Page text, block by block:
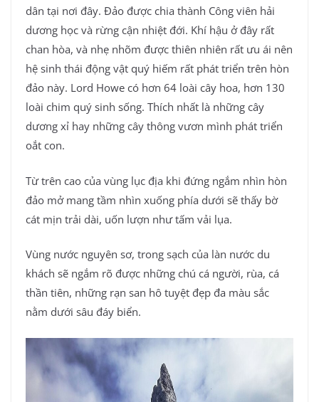
dân tại nơi đây. Đảo được chia thành Công viên hải
dương học và rừng cận nhiệt đới. Khí hậu ở đây rất
chan hòa, và nhẹ nhõm được thiên nhiên rất ưu ái nên
hệ sinh thái động vật quý hiếm rất phát triển trên hòn
đảo này. Lord Howe có hơn 64 loài cây hoa, hơn 130
loài chim quý sinh sống. Thích nhất là những cây
dương xỉ hay những cây thông vươn mình phát triển
oắt con.
Từ trên cao của vùng lục địa khi đứng ngắm nhìn hòn
đảo mở mang tầm nhìn xuống phía dưới sẽ thấy bờ
cát mịn trải dài, uốn lượn như tấm vải lụa.
Vùng nước nguyên sơ, trong sạch của làn nước du
khách sẽ ngắm rõ được những chú cá người, rùa, cá
thần tiên, những rạn san hô tuyệt đẹp đa màu sắc
nằm dưới sâu đáy biển.